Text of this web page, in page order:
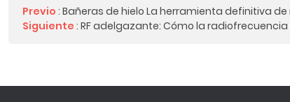
Previo : Bañeras de hielo La herramienta definitiva
Siguiente : RF adelgazante: Cómo la